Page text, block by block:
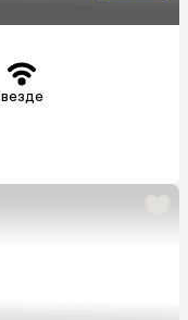
везде